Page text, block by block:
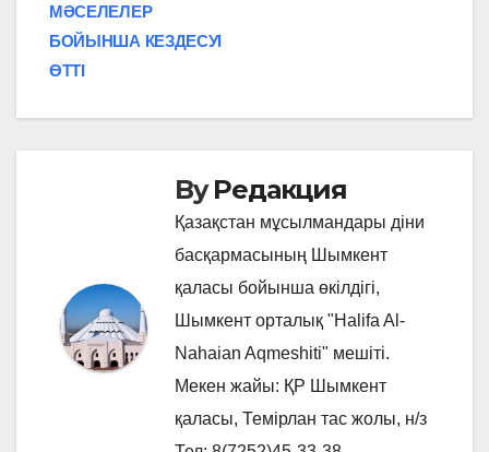
записям
МӘСЕЛЕЛЕР
БОЙЫНША КЕЗДЕСУІ
ӨТТІ
ByРедакция
Қазақстан мұсылмандары діни
басқармасының Шымкент
қаласы бойынша өкілдігі,
Шымкент орталық "Halifa Al-
Nahaian Aqmeshiti" мешіті.
Мекен жайы: ҚР Шымкент
қаласы, Темірлан тас жолы, н/з